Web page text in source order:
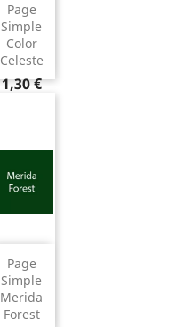
Page
Simple
Color
Celeste
1,30 €
Page
Simple
Merida
Forest